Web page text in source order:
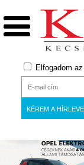
Elfogadom az